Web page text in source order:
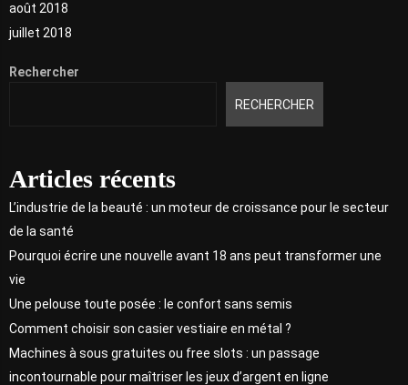
août 2018
juillet 2018
Rechercher
RECHERCHER
Articles récents
L’industrie de la beauté : un moteur de croissance pour le secteur
de la santé
Pourquoi écrire une nouvelle avant 18 ans peut transformer une
vie
Une pelouse toute posée : le confort sans semis
Comment choisir son casier vestiaire en métal ?
Machines à sous gratuites ou free slots : un passage
incontournable pour maîtriser les jeux d’argent en ligne